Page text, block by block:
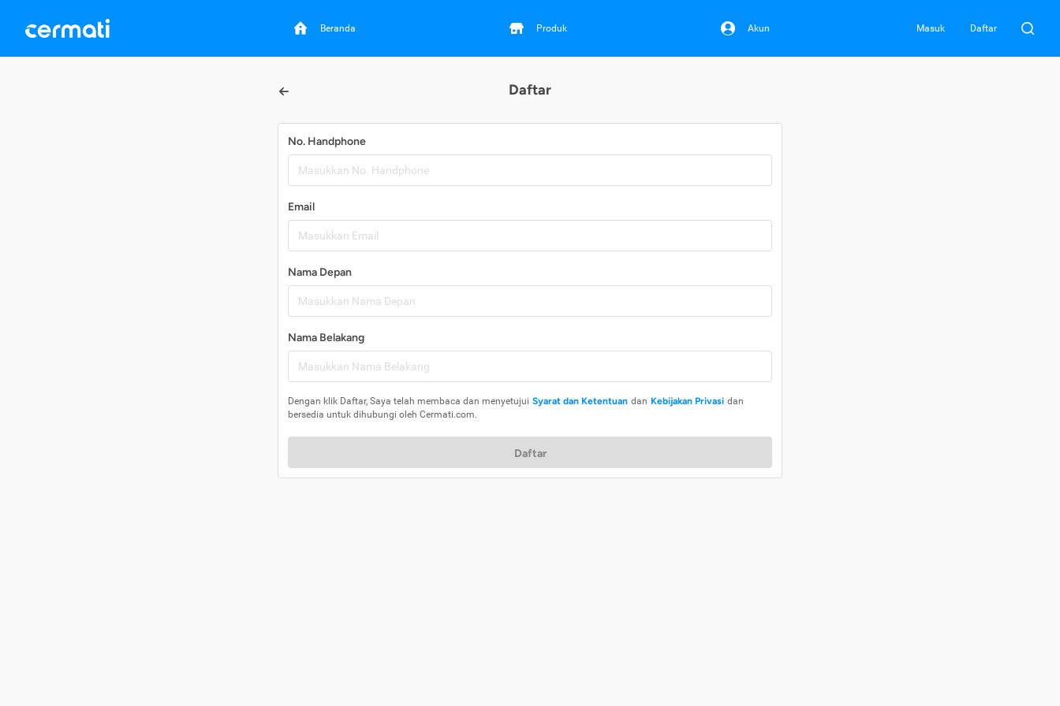
Beranda Produk Akun Masuk Daftar
Daftar
No. Handphone
Email
Nama Depan
Nama Belakang
Dengan klik Daftar, Saya telah membaca dan menyetujui Syarat dan Ketentuan dan Kebijakan Privasi dan
bersedia untuk dihubungi oleh Cermati.com.
Daftar